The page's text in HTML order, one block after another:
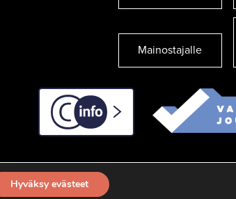
Mainostajalle
C-info
Hyväksy evästeet